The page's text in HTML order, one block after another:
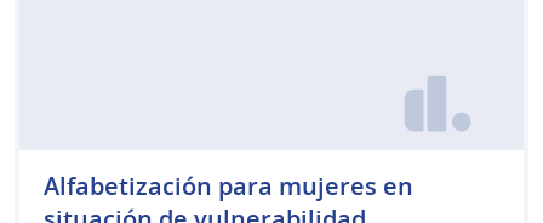
Alfabetización para mujeres en